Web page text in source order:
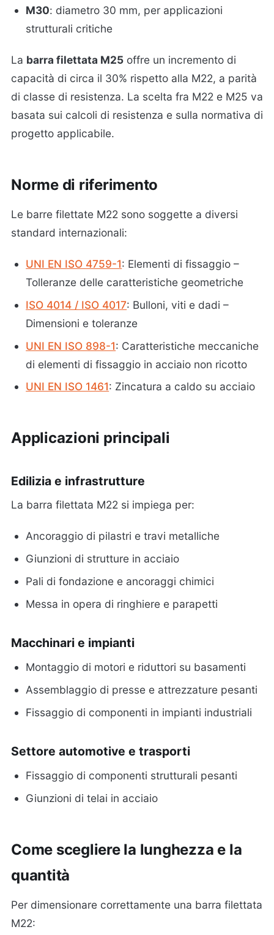
M30: diametro 30 mm, per applicazioni
strutturali critiche
La barra filettata M25 offre un incremento di
capacità di circa il 30% rispetto alla M22, a parità
di classe di resistenza. La scelta fra M22 e M25 va
basata sui calcoli di resistenza e sulla normativa di
progetto applicabile.
Norme di riferimento
Le barre filettate M22 sono soggette a diversi
standard internazionali:
UNI EN ISO 4759-1: Elementi di fissaggio –
Tolleranze delle caratteristiche geometriche
ISO 4014 / ISO 4017: Bulloni, viti e dadi –
Dimensioni e toleranze
UNI EN ISO 898-1: Caratteristiche meccaniche
di elementi di fissaggio in acciaio non ricotto
UNI EN ISO 1461: Zincatura a caldo su acciaio
Applicazioni principali
Edilizia e infrastrutture
La barra filettata M22 si impiega per:
Ancoraggio di pilastri e travi metalliche
Giunzioni di strutture in acciaio
Pali di fondazione e ancoraggi chimici
Messa in opera di ringhiere e parapetti
Macchinari e impianti
Montaggio di motori e riduttori su basamenti
Assemblaggio di presse e attrezzature pesanti
Fissaggio di componenti in impianti industriali
Settore automotive e trasporti
Fissaggio di componenti strutturali pesanti
Giunzioni di telai in acciaio
Come scegliere la lunghezza e la
quantità
Per dimensionare correttamente una barra filettata
M22: